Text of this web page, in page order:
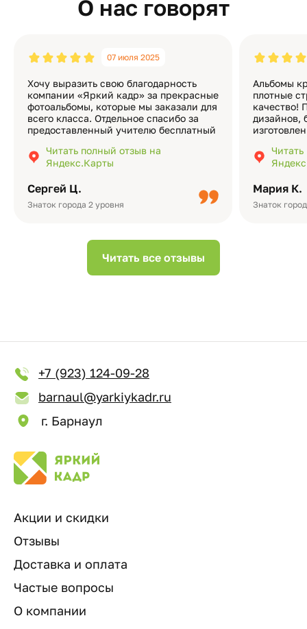
О нас говорят
Сергей Ц.
Знаток города 2 уровня
07 июля 2025
Хочу выразить свою благодарность
компании «Яркий кадр» за прекрасные
фотоальбомы, которые мы заказали для
всего класса. Отдельное спасибо за
предоставленный учителю бесплатный
подчёркивает значимость события.
Качество альбомов на высшем уровне:
Читать полный отзыв на
Яндекс.Карты
Мария К.
Знаток
Альбомы
плотные
качество!
дизайнов,
добавить
видео с
Читать все отзывы
+7 (923) 124-09-28
barnaul@yarkiykadr.ru
г. Барнаул
Акции и скидки
Отзывы
Доставка и оплата
Частые вопросы
О компании